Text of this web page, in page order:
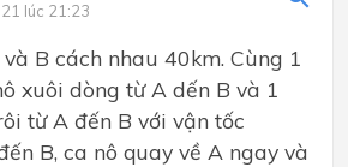
lúc 21:23
B cách nhau 40km. Cùng 1
xuôi dòng từ A dến B và 1
từ A đến B với vận tốc
B, ca nô quay về A ngay và